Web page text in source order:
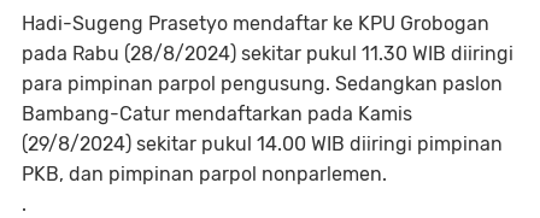
Hadi-Sugeng Prasetyo mendaftar ke KPU Grobogan
pada Rabu (28/8/2024) sekitar pukul 11.30 WIB diiringi
para pimpinan parpol pengusung. Sedangkan paslon
Bambang-Catur mendaftarkan pada Kamis
(29/8/2024) sekitar pukul 14.00 WIB diiringi pimpinan
PKB, dan pimpinan parpol nonparlemen.
.